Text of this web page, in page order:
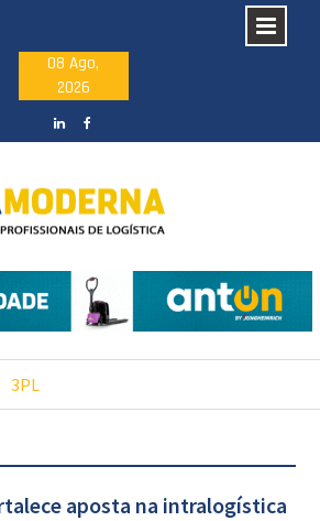
08 Ago,
2026
3PL
aposta na intralogística